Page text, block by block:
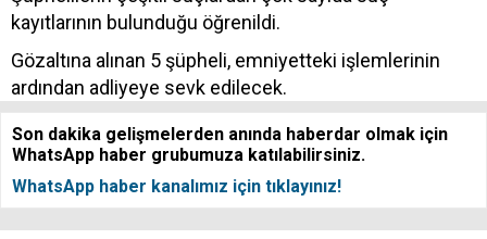
kayıtlarının bulunduğu öğrenildi.
Gözaltına alınan 5 şüpheli, emniyetteki işlemlerinin
ardından adliyeye sevk edilecek.
Son dakika gelişmelerden anında haberdar olmak için
WhatsApp haber grubumuza katılabilirsiniz.
WhatsApp haber kanalımız için tıklayınız!